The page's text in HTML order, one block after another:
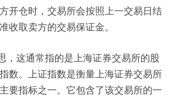
开仓时，交易所会按照上一交易日结
收取卖方的交易保证金。
，这通常指的是上海证券交易所的股
数。上证指数是衡量上海证券交易所
要指标之一。它包含了该交易所的一